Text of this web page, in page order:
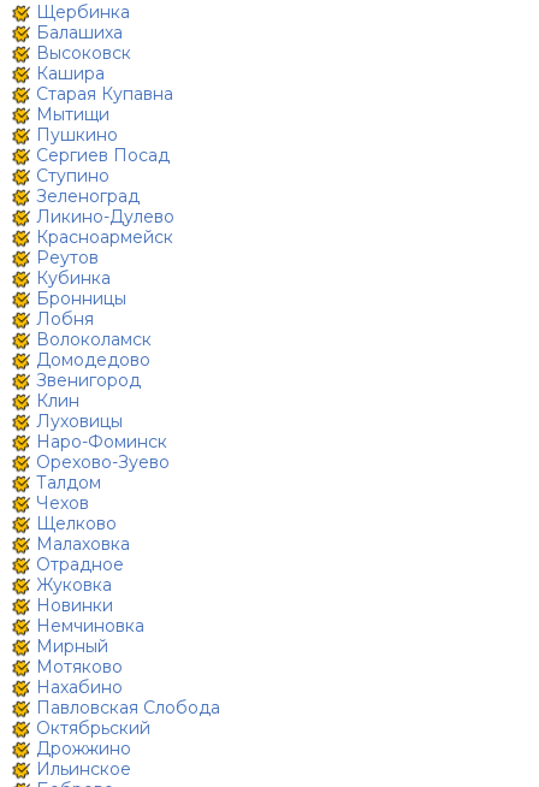
Щербинка
Балашиха
Высоковск
Кашира
Старая Купавна
Мытищи
Пушкино
Сергиев Посад
Ступино
Зеленоград
Ликино-Дулево
Красноармейск
Реутов
Кубинка
Бронницы
Лобня
Волоколамск
Домодедово
Звенигород
Клин
Луховицы
Наро-Фоминск
Орехово-Зуево
Талдом
Чехов
Щелково
Малаховка
Отрадное
Жуковка
Новинки
Немчиновка
Мирный
Мотяково
Нахабино
Павловская Слобода
Октябрьский
Дрожжино
Ильинское